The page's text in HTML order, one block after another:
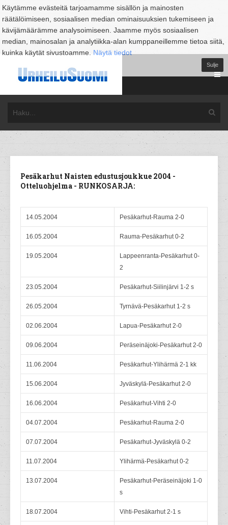
Käytämme evästeitä tarjoamamme sisällön ja mainosten
räätälöimiseen, sosiaalisen median ominaisuuksien tukemiseen ja
kävijämäärämme analysoimiseen. Jaamme myös sosiaalisen
median, mainosalan ja analytiikka-alan kumppaneillemme tietoa siitä,
kuinka käytät sivustoamme. Näytä tiedot
Sulje
Pesäkarhut Naisten edustusjoukkue 2004 -
Otteluohjelma - RUNKOSARJA:
14.05.2004 Pesäkarhut-Rauma 2-0
16.05.2004 Rauma-Pesäkarhut 0-2
19.05.2004
Lappeenranta-Pesäkarhut 0-
2
23.05.2004 Pesäkarhut-Siilinjärvi 1-2 s
26.05.2004 Tyrnävä-Pesäkarhut 1-2 s
02.06.2004 Lapua-Pesäkarhut 2-0
09.06.2004 Peräseinäjoki-Pesäkarhut 2-0
11.06.2004 Pesäkarhut-Ylihärmä 2-1 kk
15.06.2004 Jyväskylä-Pesäkarhut 2-0
16.06.2004 Pesäkarhut-Vihti 2-0
04.07.2004 Pesäkarhut-Rauma 2-0
07.07.2004 Pesäkarhut-Jyväskylä 0-2
11.07.2004 Ylihärmä-Pesäkarhut 0-2
13.07.2004
Pesäkarhut-Peräseinäjoki 1-0
s
18.07.2004 Vihti-Pesäkarhut 2-1 s